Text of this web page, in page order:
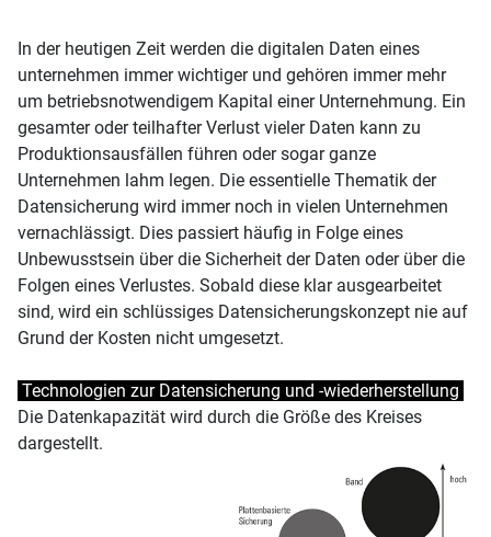
In der heutigen Zeit werden die digitalen Daten eines
unternehmen immer wichtiger und gehören immer mehr
um betriebsnotwendigem Kapital einer Unternehmung. Ein
gesamter oder teilhafter Verlust vieler Daten kann zu
Produktionsausfällen führen oder sogar ganze
Unternehmen lahm legen. Die essentielle Thematik der
Datensicherung wird immer noch in vielen Unternehmen
vernachlässigt. Dies passiert häufig in Folge eines
Unbewusstsein über die Sicherheit der Daten oder über die
Folgen eines Verlustes. Sobald diese klar ausgearbeitet
sind, wird ein schlüssiges Datensicherungskonzept nie auf
Grund der Kosten nicht umgesetzt.
Technologien zur Datensicherung und -wiederherstellung
Die Datenkapazität wird durch die Größe des Kreises
dargestellt.